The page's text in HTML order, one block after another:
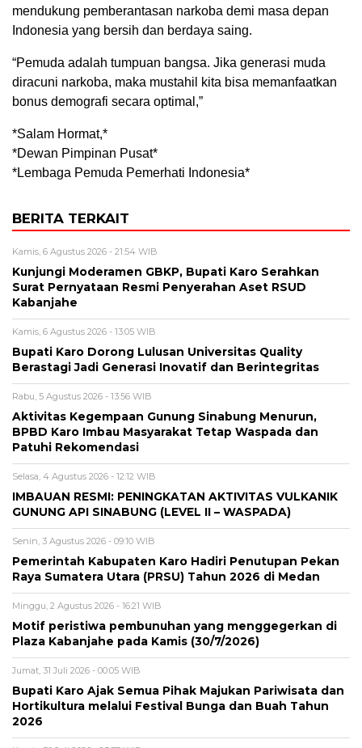
mendukung pemberantasan narkoba demi masa depan
Indonesia yang bersih dan berdaya saing.
“Pemuda adalah tumpuan bangsa. Jika generasi muda
diracuni narkoba, maka mustahil kita bisa memanfaatkan
bonus demografi secara optimal,”
*Salam Hormat,*
*Dewan Pimpinan Pusat*
*Lembaga Pemuda Pemerhati Indonesia*
BERITA TERKAIT
Kamis, 6 Agustus 2026 - 21:54 WIB
Kunjungi Moderamen GBKP, Bupati Karo Serahkan
Surat Pernyataan Resmi Penyerahan Aset RSUD
Kabanjahe
Kamis, 6 Agustus 2026 - 13:05 WIB
Bupati Karo Dorong Lulusan Universitas Quality
Berastagi Jadi Generasi Inovatif dan Berintegritas
Rabu, 5 Agustus 2026 - 13:56 WIB
Aktivitas Kegempaan Gunung Sinabung Menurun,
BPBD Karo Imbau Masyarakat Tetap Waspada dan
Patuhi Rekomendasi
Selasa, 4 Agustus 2026 - 12:12 WIB
IMBAUAN RESMI: PENINGKATAN AKTIVITAS VULKANIK
GUNUNG API SINABUNG (LEVEL II – WASPADA)
Senin, 3 Agustus 2026 - 09:10 WIB
Pemerintah Kabupaten Karo Hadiri Penutupan Pekan
Raya Sumatera Utara (PRSU) Tahun 2026 di Medan
Minggu, 2 Agustus 2026 - 16:21 WIB
Motif peristiwa pembunuhan yang menggegerkan di
Plaza Kabanjahe pada Kamis (30/7/2026)
Jumat, 31 Juli 2026 - 00:05 WIB
Bupati Karo Ajak Semua Pihak Majukan Pariwisata dan
Hortikultura melalui Festival Bunga dan Buah Tahun
2026